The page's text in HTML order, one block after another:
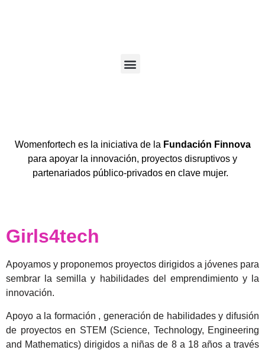
Womenfortech es la iniciativa de la Fundación Finnova
para apoyar la innovación, proyectos disruptivos y
partenariados público-privados en clave mujer.
Girls4tech
Apoyamos y proponemos proyectos dirigidos a jóvenes para
sembrar la semilla y habilidades del emprendimiento y la
innovación.
Apoyo a la formación , generación de habilidades y difusión
de proyectos en STEM (Science, Technology, Engineering
and Mathematics) dirigidos a niñas de 8 a 18 años a través